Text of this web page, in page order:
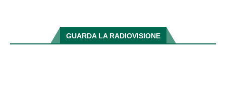
GUARDA LA RADIOVISIONE